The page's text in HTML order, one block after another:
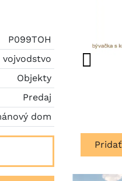
P099TOH
Objekty
Predaj
dom